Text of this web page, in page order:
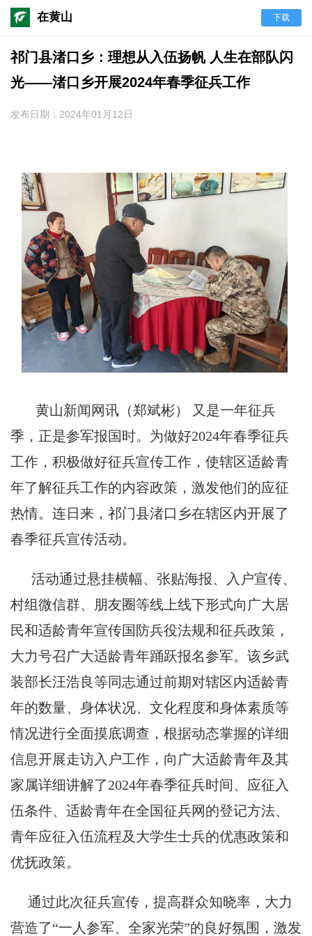
在黄山 下载
祁门县渚口乡：理想从入伍扬帆 人生在部队闪
光——渚口乡开展2024年春季征兵工作
发布日期：2024年01月12日
黄山新闻网讯（郑斌彬）
又是一年征兵
季，正是参军报国时。为做好2024年春季征兵
工作，积极做好征兵宣传工作，使辖区适龄青
年了解征兵工作的内容政策，激发他们的应征
热情。连日来，祁门县渚口乡在辖区内开展了
春季征兵宣传活动。
活动通过悬挂横幅、张贴海报、入户宣传、
村组微信群、朋友圈等线上线下形式向广大居
民和适龄青年宣传国防兵役法规和征兵政策，
大力号召广大适龄青年踊跃报名参军。该乡武
装部长汪浩良等同志通过前期对辖区内适龄青
年的数量、身体状况、文化程度和身体素质等
情况进行全面摸底调查，根据动态掌握的详细
信息开展走访入户工作，向广大适龄青年及其
家属详细讲解了2024年春季征兵时间、应征入
伍条件、适龄青年在全国征兵网的登记方法、
青年应征入伍流程及大学生士兵的优惠政策和
优抚政策。
通过此次征兵宣传，提高群众知晓率，大力
营造了“一人参军、全家光荣”的良好氛围，激发